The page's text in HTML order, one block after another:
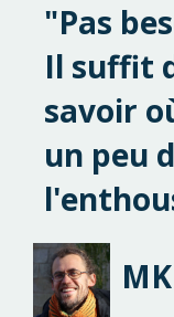
"Pas
Il suffit
savoir
un peu
MK